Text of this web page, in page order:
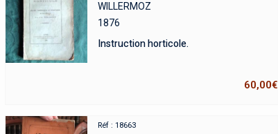
WILLERMOZ
1876
Instruction horticole.
60,00€
Réf : 18663